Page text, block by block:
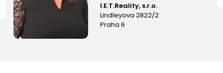
I.E.T.Reality, s.r.o.
Lindleyova 2822/2
Praha 6